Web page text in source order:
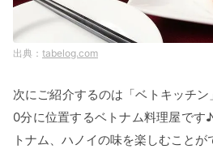
tabelog.com
次にご紹介するのは「ベトキッチ
0分に位置するベトナム料理屋です
トナム、ハノイの味を楽しむこと